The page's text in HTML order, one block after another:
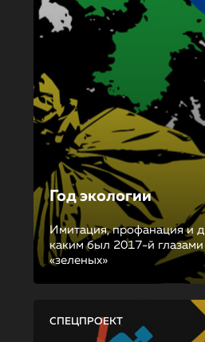
Год экологии
Имитация, профанация и
каким был 2017-й глазами
«зеленых»
СПЕЦПРОЕКТ